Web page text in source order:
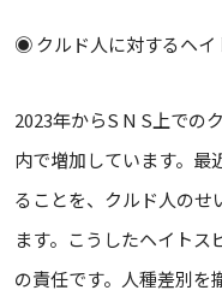
◉ クルド人に対するヘイ
2023年からS N S上での
内で増加しています。最
ることを、クルド人のせ
ます。こうしたヘイト
の責任です。人種差別を